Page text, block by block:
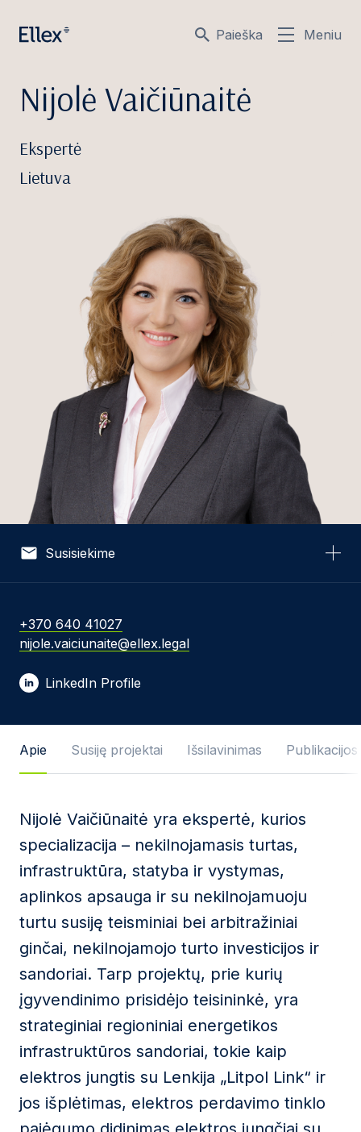
Paieška Meniu
Nijolė Vaičiūnaitė
Ekspertė
Lietuva
Susisiekime
El. pašto adresas *
Žinutės tekstas
Sutinku su Privatumo politika
ir naudojimosi
taisyklėmis.
Ši svetainė yra saugoma reCAPTCHA ir jai yra
taikomos „Google“privatumo politikabeipaslaugų
teikimo sąlygos
Siųsti žinutę
+370 640 41027
nijole.vaiciunaite@ellex.legal
LinkedIn Profile
Apie Susiję projektai Išsilavinimas Publikacijos
Nijolė Vaičiūnaitė yra ekspertė, kurios
specializacija – nekilnojamasis turtas,
infrastruktūra, statyba ir vystymas,
aplinkos apsauga ir su nekilnojamuoju
turtu susiję teisminiai bei arbitražiniai
ginčai, nekilnojamojo turto investicijos ir
sandoriai. Tarp projektų, prie kurių
įgyvendinimo prisidėjo teisininkė, yra
strateginiai regioniniai energetikos
infrastruktūros sandoriai, tokie kaip
elektros jungtis su Lenkija „Litpol Link“ ir
jos išplėtimas, elektros perdavimo tinklo